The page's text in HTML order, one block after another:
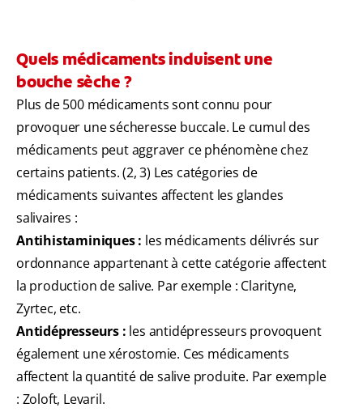
Quels médicaments induisent une
bouche sèche ?
Plus de 500 médicaments sont connu pour
provoquer une sécheresse buccale. Le cumul des
médicaments peut aggraver ce phénomène chez
certains patients. (2, 3) Les catégories de
médicaments suivantes affectent les glandes
salivaires :
Antihistaminiques : les médicaments délivrés sur
ordonnance appartenant à cette catégorie affectent
la production de salive. Par exemple : Clarityne,
Zyrtec, etc.
Antidépresseurs : les antidépresseurs provoquent
également une xérostomie. Ces médicaments
affectent la quantité de salive produite. Par exemple
: Zoloft, Levaril.